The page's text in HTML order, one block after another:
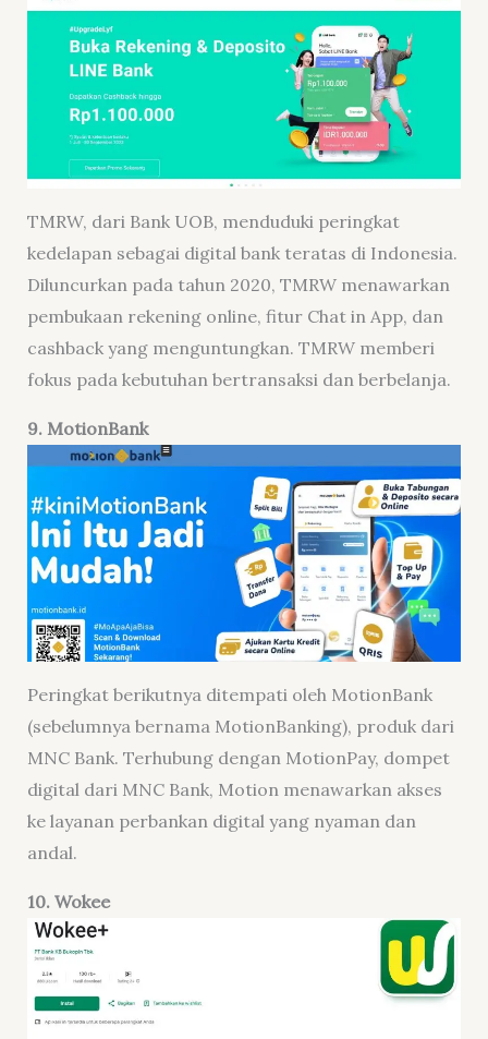
TMRW, dari Bank UOB, menduduki peringkat
kedelapan sebagai digital bank teratas di Indonesia.
Diluncurkan pada tahun 2020, TMRW menawarkan
pembukaan rekening online, fitur Chat in App, dan
cashback yang menguntungkan. TMRW memberi
fokus pada kebutuhan bertransaksi dan berbelanja.
9. MotionBank
Peringkat berikutnya ditempati oleh MotionBank
(sebelumnya bernama MotionBanking), produk dari
MNC Bank. Terhubung dengan MotionPay, dompet
digital dari MNC Bank, Motion menawarkan akses
ke layanan perbankan digital yang nyaman dan
andal.
10. Wokee